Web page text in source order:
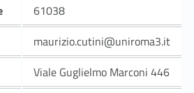
61038
maurizio.cutini@uniroma3.it
Viale Guglielmo Marconi 446